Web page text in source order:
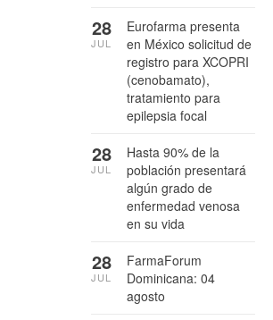
Eurofarma presenta
en México solicitud de
registro para XCOPRI
(cenobamato),
tratamiento para
epilepsia focal
28
JUL
Hasta 90% de la
población presentará
algún grado de
enfermedad venosa
en su vida
28
JUL
FarmaForum
Dominicana: 04
agosto
28
JUL